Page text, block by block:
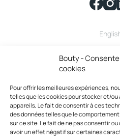
Bouty -
cookies
Pour offrir les meilleures expériences,
telles que les cookies pour stocker et/
appareils. Le fait de consentir à ces
des données telles que le
sur ce site. Le fait de ne pas consentir
avoir un effet négatif sur certaines
Bouty fait partie